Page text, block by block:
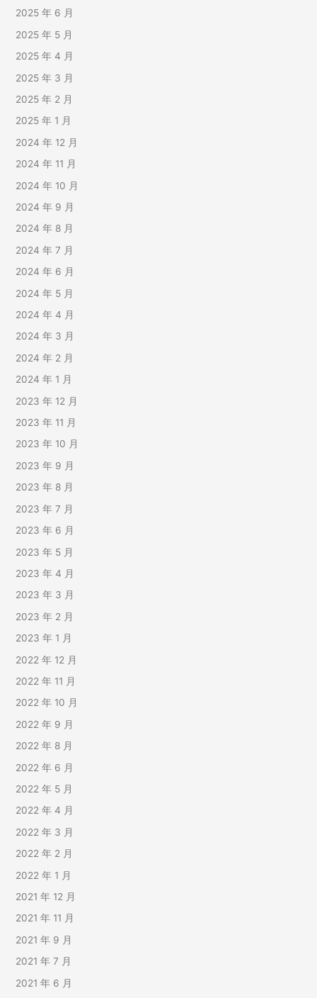
2025 年 6 月
2025 年 5 月
2025 年 4 月
2025 年 3 月
2025 年 2 月
2025 年 1 月
2024 年 12 月
2024 年 11 月
2024 年 10 月
2024 年 9 月
2024 年 8 月
2024 年 7 月
2024 年 6 月
2024 年 5 月
2024 年 4 月
2024 年 3 月
2024 年 2 月
2024 年 1 月
2023 年 12 月
2023 年 11 月
2023 年 10 月
2023 年 9 月
2023 年 8 月
2023 年 7 月
2023 年 6 月
2023 年 5 月
2023 年 4 月
2023 年 3 月
2023 年 2 月
2023 年 1 月
2022 年 12 月
2022 年 11 月
2022 年 10 月
2022 年 9 月
2022 年 8 月
2022 年 6 月
2022 年 5 月
2022 年 4 月
2022 年 3 月
2022 年 2 月
2022 年 1 月
2021 年 12 月
2021 年 11 月
2021 年 9 月
2021 年 7 月
2021 年 6 月